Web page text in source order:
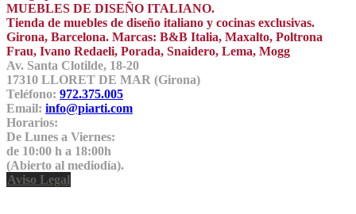
MUEBLES DE DISEÑO ITALIANO.
Tienda de muebles de diseño italiano y cocinas exclusivas.
Girona, Barcelona. Marcas: B&B Italia, Maxalto, Poltrona
Frau, Ivano Redaeli, Porada, Snaidero, Lema, Mogg
Av. Santa Clotilde, 18-20
17310 LLORET DE MAR (Girona)
Teléfono: 972.375.005
Email: info@piarti.com
Horarios:
De Lunes a Viernes:
de 10:00 h a 18:00h
(Abierto al mediodía).
Aviso Legal